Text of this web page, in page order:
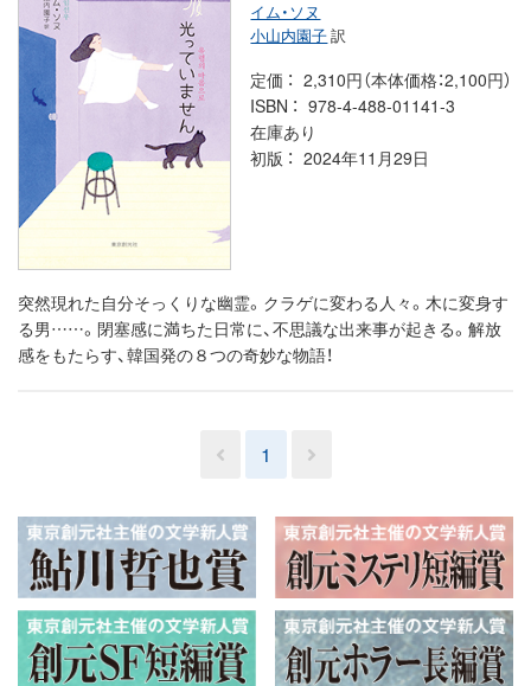
イム・ソヌ
小山内園子訳
定価
2,310円（本体価格：2,100円）
ISBN
978-4-488-01141-3
在庫あり
初版
2024年11月29日
突然現れた自分そっくりな幽霊。クラゲに変わる人々。木に変身す
る男……。閉塞感に満ちた日常に、不思議な出来事が起きる。解放
感をもたらす、韓国発の８つの奇妙な物語！
1